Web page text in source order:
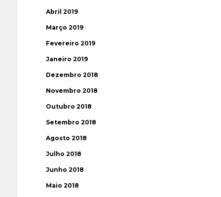
Abril 2019
Março 2019
Fevereiro 2019
Janeiro 2019
Dezembro 2018
Novembro 2018
Outubro 2018
Setembro 2018
Agosto 2018
Julho 2018
Junho 2018
Maio 2018